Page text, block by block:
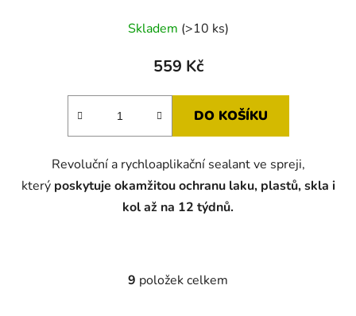
hodnocení
produktu
5,0
hvězdiček.
Skladem (>10 ks)
559 Kč
DO KOŠÍKU
Revoluční a rychloaplikační sealant ve spreji,
který poskytuje okamžitou ochranu laku, plastů, skla i
kol až na 12 týdnů.
O
9 položek celkem